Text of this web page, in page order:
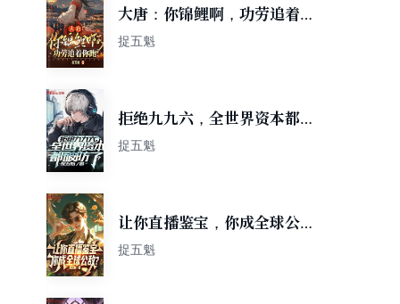
大唐：你锦鲤啊，功劳追着你
跑！
捉五魁
拒绝九九六，全世界资本都破
防了
捉五魁
让你直播鉴宝，你成全球公
敌？
捉五魁